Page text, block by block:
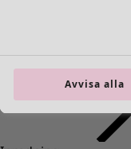
Avvisa alla